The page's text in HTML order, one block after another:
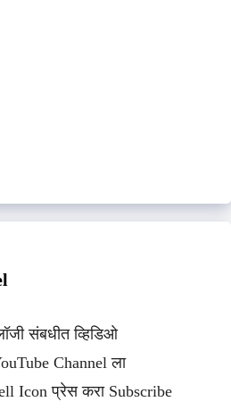
संबधीत व्हिडिओ
Channel ला
Icon प्रेस करा Subscribe